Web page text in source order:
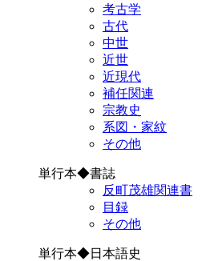
考古学
古代
中世
近世
近現代
補任関連
宗教史
系図・家紋
その他
単行本◆書誌
反町茂雄関連書
目録
その他
単行本◆日本語史